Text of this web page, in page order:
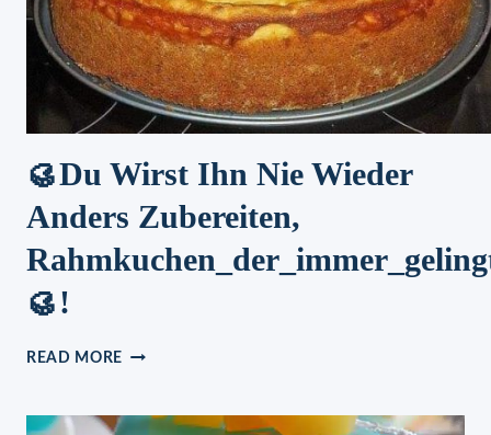
🥮Du Wirst Ihn Nie Wieder
Anders Zubereiten,
🥮!
READ MORE
IHN